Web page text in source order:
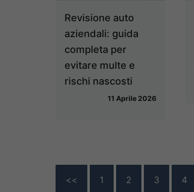
Revisione auto
aziendali: guida
completa per
evitare multe e
rischi nascosti
11 Aprile 2026
<< 1 2 3 4